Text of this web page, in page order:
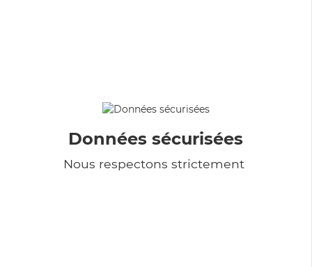
Données sécurisées
Nous respectons strictement